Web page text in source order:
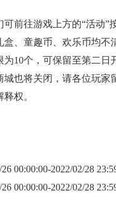
前往游戏上方的“活动”
盒、童趣币、欢乐币均不
10个，可保留至第二日
城也将关闭，请各位玩
权。
00:00:00-2022/02/28
00:00:00-2022/02/28